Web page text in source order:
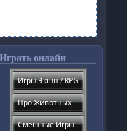
Играть онлайн
Игры Экшн / RPG
Про Животных
Смешные Игры